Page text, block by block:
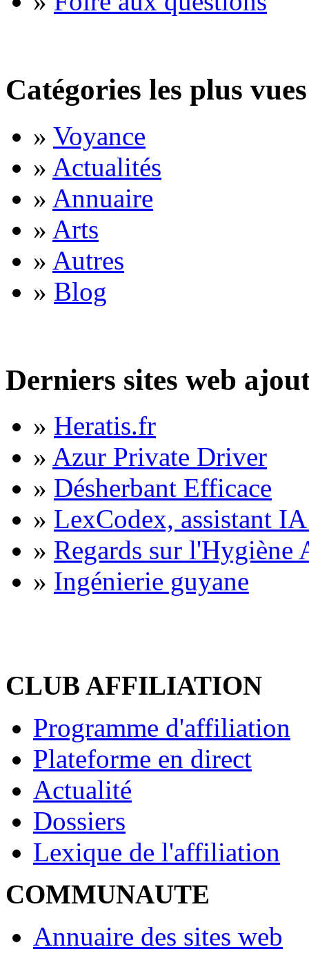
Catégories les plus vues
» Voyance
» Actualités
» Annuaire
» Arts
» Autres
» Blog
Derniers sites web
» Heratis.fr
» Azur Private Driver
» Désherbant Efficace
» LexCodex, assistant
» Regards sur l'Hygiène
» Ingénierie guyane
CLUB AFFILIATION
Programme d'affiliation
Plateforme en direct
Actualité
Dossiers
Lexique de l'affiliation
COMMUNAUTE
Annuaire des sites web